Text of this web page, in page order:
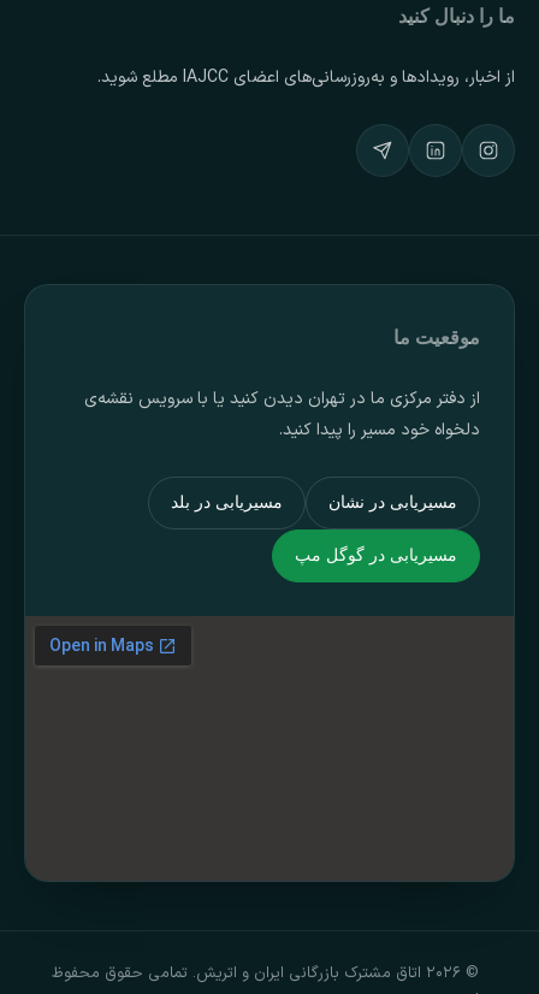
ما را دنبال کنید
از اخبار، رویدادها و به‌روزرسانی‌های اعضای IAJCC مطلع شوید.
موقعیت ما
از دفتر مرکزی ما در تهران دیدن کنید یا با سرویس نقشه‌ی
دلخواه خود مسیر را پیدا کنید.
مسیریابی در نشان مسیریابی در بلد
مسیریابی در گوگل مپ
© ۲۰۲۶ اتاق مشترک بازرگانی ایران و اتریش. تمامی حقوق محفوظ